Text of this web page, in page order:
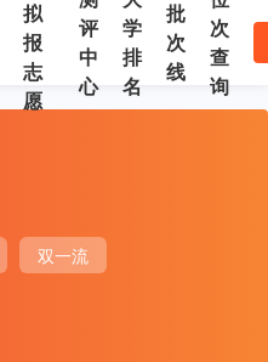
拟
报
志
愿
评
中
心
学
排
名
批
次
线
次
查
询
双一流